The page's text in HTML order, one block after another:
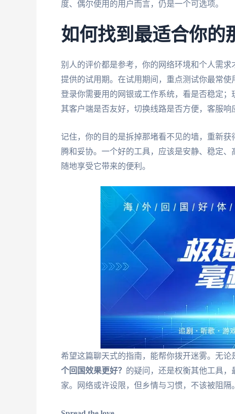
度、偶尔使用的用户而言，仍是一个可选项。
如何找到最适合你的
别人的评价都是参考，你的网络环境和个人需
提供的试用期。在试用期间，重点测试你最常使
登录你需要用的网银或工作系统，看是否稳定
其客户端是否友好，切换线路是否方便，客服响
记住，你的目的是拆掉那堵看不见的墙，重新
腾和妥协。一个好的工具，应该是安静、稳定
随地享受它带来的便利。
希望这篇聊天式的指南，能帮你拨开迷雾。无论
个回国效果更好？ 的疑问，还是权衡其他工具
家。网络或许设限，但乡情与习惯，不该被阻隔。